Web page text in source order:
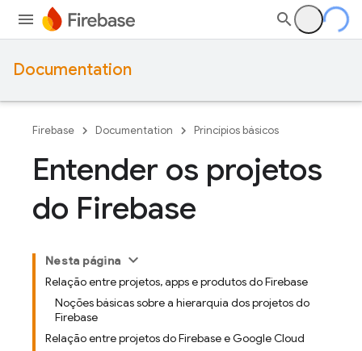
Documentation
Firebase Documentation Princípios básicos
Entender os projetos
do Firebase
Nesta página
Relação entre projetos, apps e produtos do Firebase
Noções básicas sobre a hierarquia dos projetos do
Firebase
Relação entre projetos do Firebase e Google Cloud